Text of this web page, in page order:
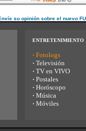
su opinión sobre el nuevo
ENTRETENIMIENTO
· Fotologs
· Televisión
· TV en VIVO
· Postales
· Horóscopo
· Música
· Móviles